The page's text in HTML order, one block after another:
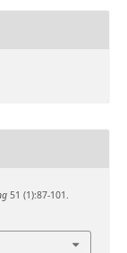
51 (1):87-101.